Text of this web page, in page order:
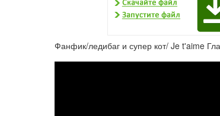
Фанфик/ледибаг и супер кот/ Je t'aime